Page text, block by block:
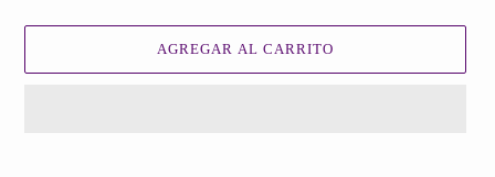
AGREGAR AL CARRITO